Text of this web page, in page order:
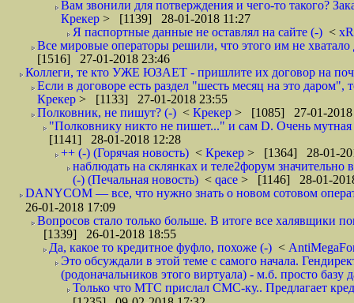
Вам звонили для потверждения и чего-то такого?
Крекер > [1139] 28-01-2018 11:27
Я паспортные данные не оставлял на сайте (-) <
Все мировые операторы решили, что этого им не
[1516] 27-01-2018 23:46
Коллеги, те кто УЖЕ ЮЗАЕТ - пришлите их договор на
Если в договоре есть раздел "шесть месяц на это даром",
Крекер > [1133] 27-01-2018 23:55
Полковник, не пишут? (-) < Крекер > [1085] 27-01-2018
"Полковнику никто не пишет..." и сам D. Очень
[1141] 28-01-2018 12:28
++ (-) (Горячая новость) < Крекер > [1364] 28-01-
наблюдать на склянках и теле2форум
(-) (Печальная новость) < qace > [1146] 28-01-
DANYCOM — все, что нужно знать о новом сотовом
26-01-2018 17:09
Вопросов стало только больше. В итоге все халявщики
[1339] 26-01-2018 18:55
Да, какое то кредитное фуфло, похоже (-) <
Это обсуждали в этой теме с самого начала.
(родоначальников этого виртуала) - м.б. просто
Только что МТС прислал СМС-ку.. Предлагает